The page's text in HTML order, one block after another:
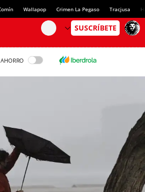
Wallapop Crimen La Pegaso Tracjusa